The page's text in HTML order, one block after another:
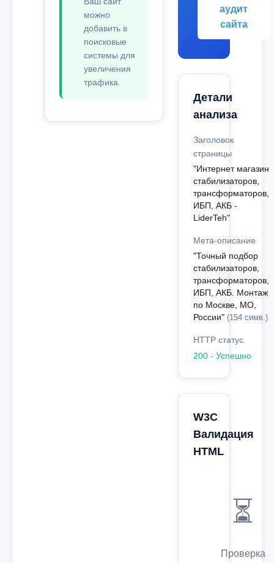
можно
добавить в
поисковые
системы для
увеличения
трафика.
аудит
сайта
Детали
анализа
Заголовок
страницы
"Интернет магазин
стабилизаторов,
трансформаторов,
ИБП, АКБ -
LiderTeh"
Мета-описание
"Точный подбор
стабилизаторов,
трансформаторов,
ИБП, АКБ. Монтаж
по Москве, МО,
России" (154 симв.)
HTTP статус
200 - Успешно
W3C
Валидация
HTML
⏳
Проверка